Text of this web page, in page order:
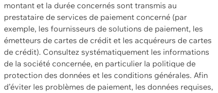
montant et la durée concernés sont transmis au
prestataire de services de paiement concerné (par
exemple, les fournisseurs de solutions de paiement, les
émetteurs de cartes de crédit et les acquéreurs de cartes
de crédit). Consultez systématiquement les informations
de la société concernée, en particulier la politique de
protection des données et les conditions générales. Afin
d’éviter les problèmes de paiement, les données requises,